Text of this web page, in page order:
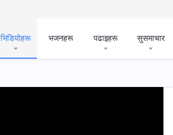
भिडियोहरू भजनहरू पढाइहरू सुसमाचार